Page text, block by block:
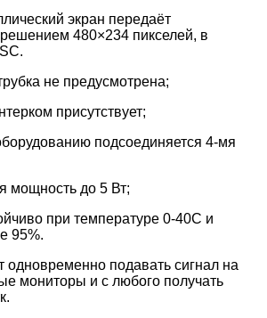
экран передаёт
480×234 пикселей, в
не предусмотрена;
присутствует;
подсоединяется 4-мя
до 5 Вт;
при температуре 0-40С и
95%.
одновременно подавать сигнал на
мониторы и с любого получать